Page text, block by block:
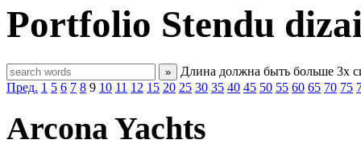
Portfolio Stendu
»
Длина должна быть больше 3х
Пред. 1 5 6 7 8 9 10 11 12 15 20 25 30 35 40 45 50 55 60 65 70 75
Arcona Yachts